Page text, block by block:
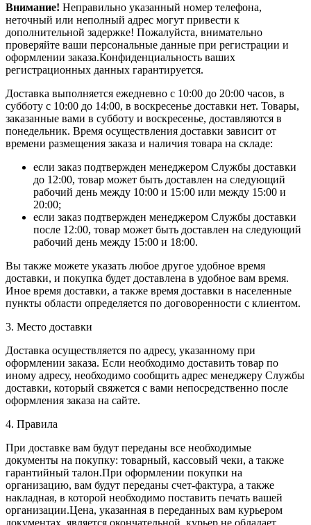
Внимание! Неправильно указанный номер телефона,
неточный или неполный адрес могут привести к
дополнительной задержке! Пожалуйста, внимательно
проверяйте ваши персональные данные при регистрации и
оформлении заказа.Конфиденциальность ваших
регистрационных данных гарантируется.
Доставка выполняется ежедневно с 10:00 до 20:00 часов, в
субботу с 10:00 до 14:00, в воскресенье доставки нет. Товары,
заказанные вами в субботу и воскресенье, доставляются в
понедельник. Время осуществления доставки зависит от
времени размещения заказа и наличия товара на складе:
если заказ подтвержден менеджером Службы доставки
до 12:00, товар может быть доставлен на следующий
рабочий день между 10:00 и 15:00 или между 15:00 и
20:00;
если заказ подтвержден менеджером Службы доставки
после 12:00, товар может быть доставлен на следующий
рабочий день между 15:00 и 18:00.
Вы также можете указать любое другое удобное время
доставки, и покупка будет доставлена в удобное вам время.
Иное время доставки, а также время доставки в населенные
пункты области определяется по договоренности с клиентом.
3. Место доставки
Доставка осуществляется по адресу, указанному при
оформлении заказа. Если необходимо доставить товар по
иному адресу, необходимо сообщить адрес менеджеру Службы
доставки, который свяжется с вами непосредственно после
оформления заказа на сайте.
4. Правила
При доставке вам будут переданы все необходимые
документы на покупку: товарный, кассовый чеки, а также
гарантийный талон.При оформлении покупки на
организацию, вам будут переданы счет-фактура, а также
накладная, в которой необходимо поставить печать вашей
организации.Цена, указанная в переданных вам курьером
документах, является окончательной, курьер не обладает